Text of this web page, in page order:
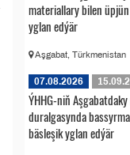
materiallary bilen
yglan edýär
Aşgabat, Türkmenistan
07.08.2026
ÝHHG-niň
duralgasynda
bäsleşik yglan edýär